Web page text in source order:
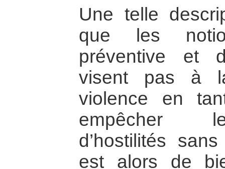
Une telle
que les
préventive et
visent pas à
violence en
empêcher
d’hostilités
est alors de